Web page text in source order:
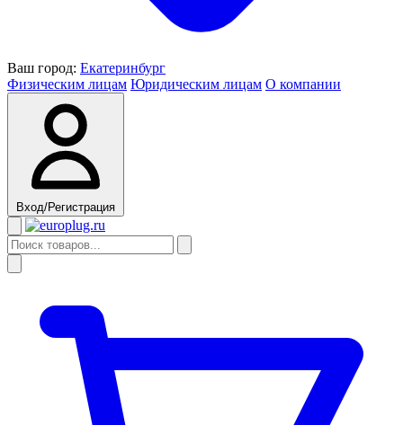
Ваш город: Екатеринбург
Физическим лицам Юридическим лицам О компании
Вход/Регистрация